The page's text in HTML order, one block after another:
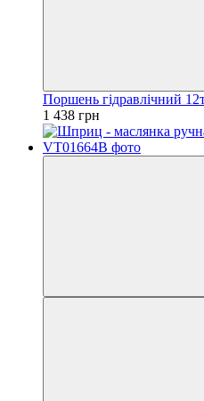
Поршень гідравлічний
1 438 грн